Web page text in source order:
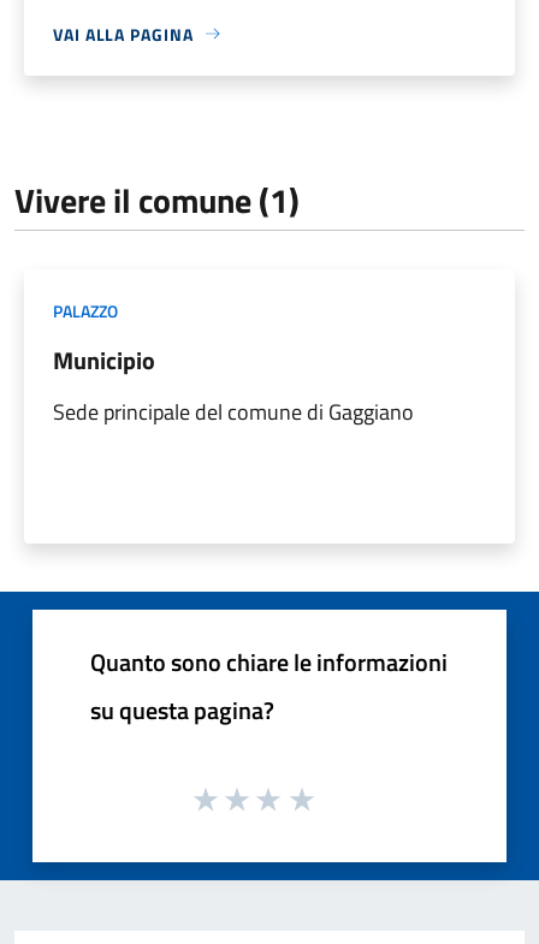
VAI ALLA PAGINA
Vivere il comune (1)
PALAZZO
Municipio
Sede principale del comune di Gaggiano
Quanto sono chiare le informazioni
su questa pagina?